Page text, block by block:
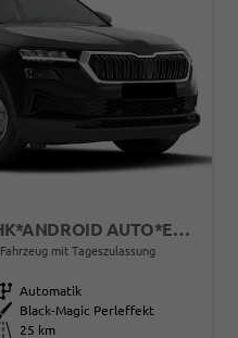
SELECTION 1.5 TSI DSG AHK*ANDROID AUTO*EASYOPEN*ACC*SHZ*KAMERA*KEYLESS*PDC V/H*KLIMAAUTO*SUNSET*LED
Fahrzeug mit Tageszulassung
Getriebe Automatik
Außenfarbe
Black-Magic Perleffekt
Kilometerstand
25 km